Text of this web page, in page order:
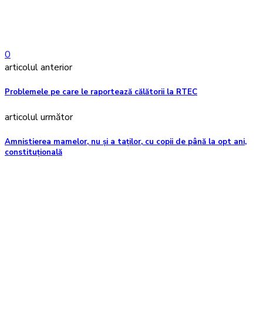
0
articolul anterior
Problemele pe care le raportează călătorii la RTEC
articolul următor
Amnistierea mamelor, nu și a taților, cu copii de până la opt ani,
constituțională